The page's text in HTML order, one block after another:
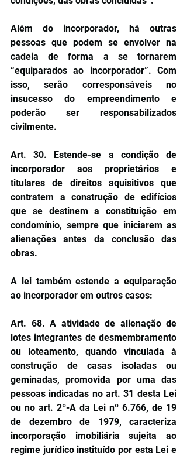
Além do incorporador, há outras
pessoas que podem se envolver na
cadeia de forma a se tornarem
“equiparados ao incorporador”. Com
isso, serão corresponsáveis no
insucesso do empreendimento e
poderão ser responsabilizados
civilmente.
Art. 30. Estende-se a condição de
incorporador aos proprietários e
titulares de direitos aquisitivos que
contratem a construção de edifícios
que se destinem a constituição em
condomínio, sempre que iniciarem as
alienações antes da conclusão das
obras.
A lei também estende a equiparação
ao incorporador em outros casos:
Art. 68. A atividade de alienação de
lotes integrantes de desmembramento
ou loteamento, quando vinculada à
construção de casas isoladas ou
geminadas, promovida por uma das
pessoas indicadas no art. 31 desta Lei
ou no art. 2º-A da Lei nº 6.766, de 19
de dezembro de 1979, caracteriza
incorporação imobiliária sujeita ao
regime jurídico instituído por esta Lei e